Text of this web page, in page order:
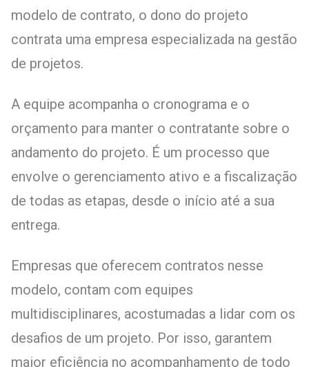
modelo de contrato, o dono do projeto
contrata uma empresa especializada na gestão
de projetos.
A equipe acompanha o cronograma e o
orçamento para manter o contratante sobre o
andamento do projeto. É um processo que
envolve o gerenciamento ativo e a fiscalização
de todas as etapas, desde o início até a sua
entrega.
Empresas que oferecem contratos nesse
modelo, contam com equipes
multidisciplinares, acostumadas a lidar com os
desafios de um projeto. Por isso, garantem
maior eficiência no acompanhamento de todo